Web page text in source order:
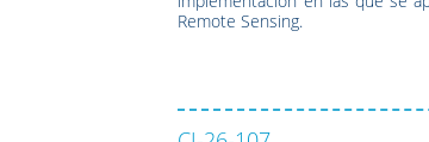
Remote Sensing.